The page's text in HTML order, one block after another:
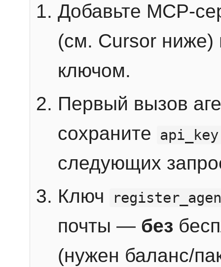
Добавьте MCP-
(см. Cursor ниже)
ключом.
Первый вызов
сохраните
api_key
следующих
Ключ
почты — без
(нужен баланс/